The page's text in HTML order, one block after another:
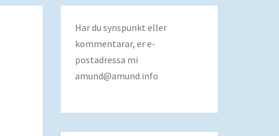
Har du synspunkt eller
kommentarar, er e-
postadressa mi
amund@amund.info